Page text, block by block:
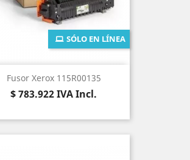
Fusor Xerox 115R00135
Precio
$ 783.922IVA Incl.
SÓLO EN LÍNEA